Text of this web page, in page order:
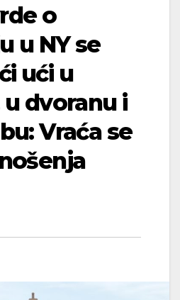
o
u NY se
ući u
dvoranu i
Vraća se